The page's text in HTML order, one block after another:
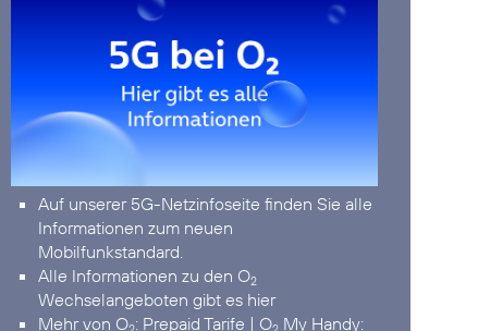
Auf unserer 5G-Netzinfoseite finden Sie alle
Informationen zum neuen
Mobilfunkstandard.
Alle Informationen zu den O2
Wechselangebotengibt es hier
Mehr von O : Prepaid Tarife | O My Handy: